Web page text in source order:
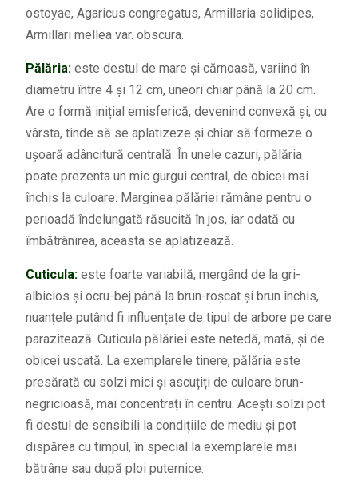
ostoyae, Agaricus congregatus, Armillaria solidipes,
Armillari mellea var. obscura.
Pălăria: este destul de mare și cărnoasă, variind în
diametru între 4 și 12 cm, uneori chiar până la 20 cm.
Are o formă inițial emisferică, devenind convexă și, cu
vârsta, tinde să se aplatizeze și chiar să formeze o
ușoară adâncitură centrală. În unele cazuri, pălăria
poate prezenta un mic gurgui central, de obicei mai
închis la culoare. Marginea pălăriei rămâne pentru o
perioadă îndelungată răsucită în jos, iar odată cu
îmbătrânirea, aceasta se aplatizează.
Cuticula: este foarte variabilă, mergând de la gri-
albicios și ocru-bej până la brun-roșcat și brun închis,
nuanțele putând fi influențate de tipul de arbore pe care
parazitează. Cuticula pălăriei este netedă, mată, și de
obicei uscată. La exemplarele tinere, pălăria este
presărată cu solzi mici și ascuțiți de culoare brun-
negricioasă, mai concentrați în centru. Acești solzi pot
fi destul de sensibili la condițiile de mediu și pot
dispărea cu timpul, în special la exemplarele mai
bătrâne sau după ploi puternice.